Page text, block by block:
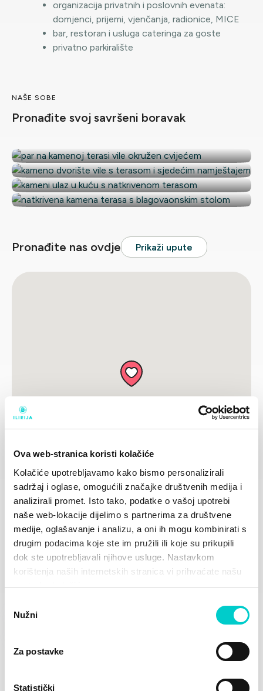
Ova web-stranica koristi kolačiće
Kolačiće upotrebljavamo kako bismo personalizirali
sadržaj i oglase, omogućili značajke društvenih medija i
analizirali promet. Isto tako, podatke o vašoj upotrebi
naše web-lokacije dijelimo s partnerima za društvene
medije, oglašavanje i analizu, a oni ih mogu kombinirati s
drugim podacima koje ste im pružili ili koje su prikupili
dok ste upotrebljavali njihove usluge. Nastavkom
korištenja naših internetskih stranica vi prihvaćate našu
upotrebu kolačića.
pristanka
Nužni
Za postavke
Statistički
organizacija privatnih i poslovnih evenata:
domjenci, prijemi, vjenčanja, radionice, MICE
bar, restoran i usluga cateringa za goste
privatno parkiralište
NAŠE SOBE
Pronađite svoj savršeni boravak
Deluxe Suite Dmitar i Ika-Lucija
Obiteljski Suite s terasom Grgo i
Maša-Matija (Guberinka)
Pronađite nas ovdje Prikaži upute
Istražite destinaciju
Biograd na Moru
Samo 30 km od Zadra, 50 km od Šibenika i 120
km od Splita
Možete nas kontaktirati u bilo koje vrijeme